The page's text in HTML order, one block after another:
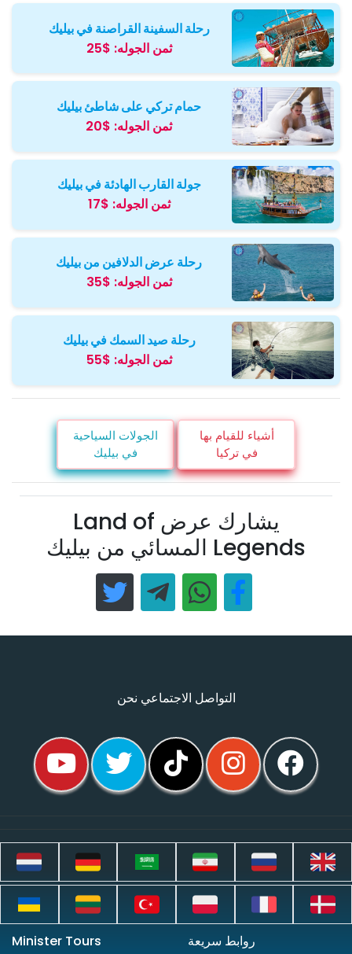
رحلة السفينة القراصنة في بيليك
ثمن الجوله: $25
حمام تركي على شاطئ بيليك
ثمن الجوله: $20
جولة القارب الهادئة في بيليك
ثمن الجوله: $17
رحلة عرض الدلافين من بيليك
ثمن الجوله: $35
رحلة صيد السمك في بيليك
ثمن الجوله: $55
أشياء للقيام بها
في تركيا
الجولات السياحية
في بيليك
يشارك عرض Land of
Legends المسائي من بيليك
التواصل الاجتماعي نحن
روابط سريعة Minister Tours